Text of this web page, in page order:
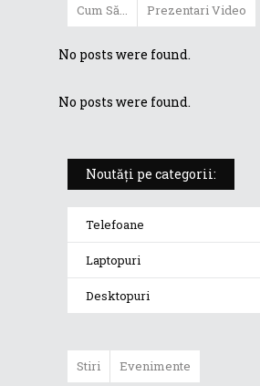
Cum Să... Prezentari Video
No posts were found.
No posts were found.
Noutăți pe categorii:
Telefoane
Laptopuri
Desktopuri
Stiri Evenimente